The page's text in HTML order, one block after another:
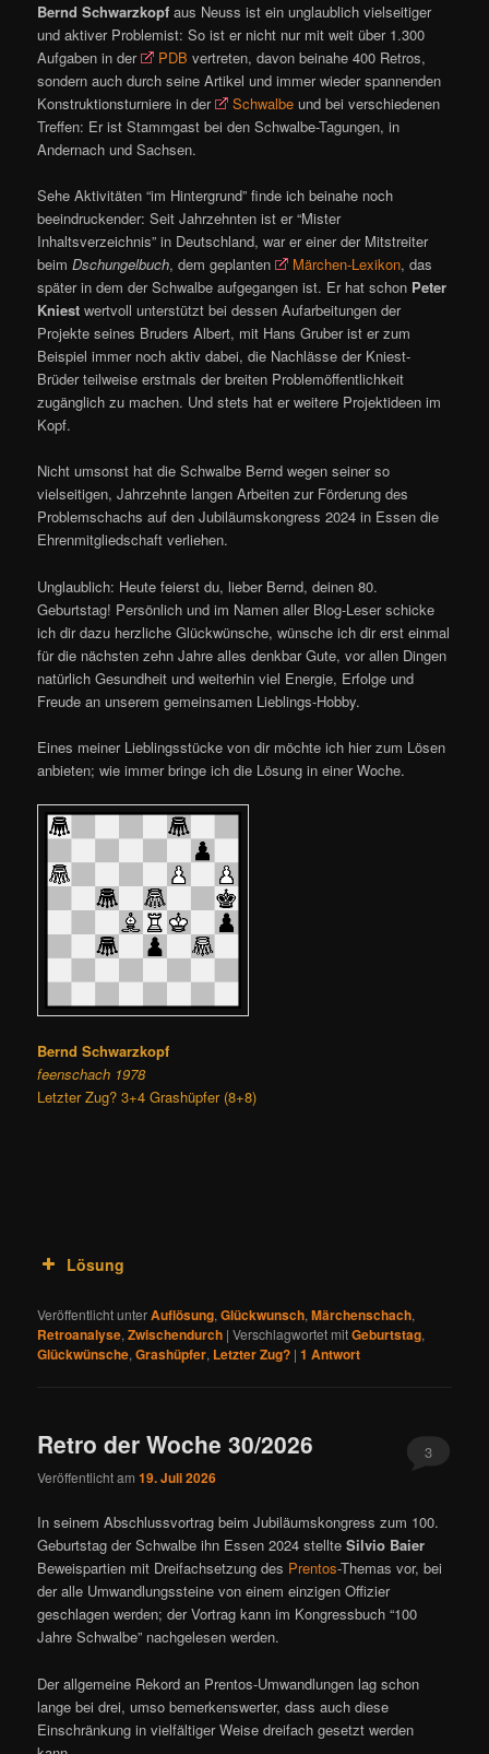
Bernd Schwarzkopf aus Neuss ist ein unglaublich vielseitiger
und aktiver Problemist: So ist er nicht nur mit weit über 1.300
Aufgaben in der
PDB vertreten, davon beinahe 400 Retros,
sondern auch durch seine Artikel und immer wieder spannenden
Konstruktionsturniere in der
Schwalbe und bei verschiedenen
Treffen: Er ist Stammgast bei den Schwalbe-Tagungen, in
Andernach und Sachsen.
Sehe Aktivitäten “im Hintergrund” finde ich beinahe noch
beeindruckender: Seit Jahrzehnten ist er “Mister
Inhaltsverzeichnis” in Deutschland, war er einer der Mitstreiter
beimDschungelbuch, dem geplanten Märchen-Lexikon, das
später in dem der Schwalbe aufgegangen ist. Er hat schon Peter
Kniest wertvoll unterstützt bei dessen Aufarbeitungen der
Projekte seines Bruders Albert, mit Hans Gruber ist er zum
Beispiel immer noch aktiv dabei, die Nachlässe der Kniest-
Brüder teilweise erstmals der breiten Problemöffentlichkeit
zugänglich zu machen. Und stets hat er weitere Projektideen im
Kopf.
Nicht umsonst hat die Schwalbe Bernd wegen seiner so
vielseitigen, Jahrzehnte langen Arbeiten zur Förderung des
Problemschachs auf den Jubiläumskongress 2024 in Essen die
Ehrenmitgliedschaft verliehen.
Unglaublich: Heute feierst du, lieber Bernd, deinen 80.
Geburtstag! Persönlich und im Namen aller Blog-Leser schicke
ich dir dazu herzliche Glückwünsche, wünsche ich dir erst einmal
für die nächsten zehn Jahre alles denkbar Gute, vor allen Dingen
natürlich Gesundheit und weiterhin viel Energie, Erfolge und
Freude an unserem gemeinsamen Lieblings-Hobby.
Eines meiner Lieblingsstücke von dir möchte ich hier zum Lösen
anbieten; wie immer bringe ich die Lösung in einer Woche.
Bernd Schwarzkopf
feenschach 1978
Letzter Zug? 3+4 Grashüpfer (8+8)
Lösung
Veröffentlicht unterAuflösung,Glückwunsch,Märchenschach,
Retroanalyse,Zwischendurch |Verschlagwortet mitGeburtstag,
Glückwünsche,Grashüpfer, Letzter Zug? |1 Antwort
Retro der Woche 30/2026
Veröffentlicht am19. Juli 2026
3
In seinem Abschlussvortrag beim Jubiläumskongress zum 100.
Geburtstag der Schwalbe ihn Essen 2024 stellteSilvio Baier
Beweispartien mit Dreifachsetzung des Prentos-Themas vor, bei
der alle Umwandlungssteine von einem einzigen Offizier
geschlagen werden; der Vortrag kann im Kongressbuch “100
Jahre Schwalbe” nachgelesen werden.
Der allgemeine Rekord an Prentos-Umwandlungen lag schon
lange bei drei, umso bemerkenswerter, dass auch diese
Einschränkung in vielfältiger Weise dreifach gesetzt werden